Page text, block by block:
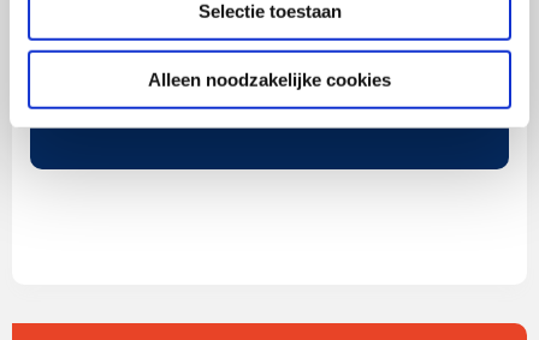
Selectie toestaan
Alleen noodzakelijke cookies
Log in om je in te schrijven